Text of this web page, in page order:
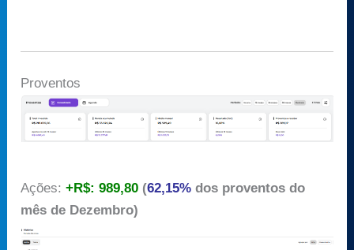
Proventos
Ações:+R$: 989,80 (62,15% dos proventos do
mês de Dezembro)